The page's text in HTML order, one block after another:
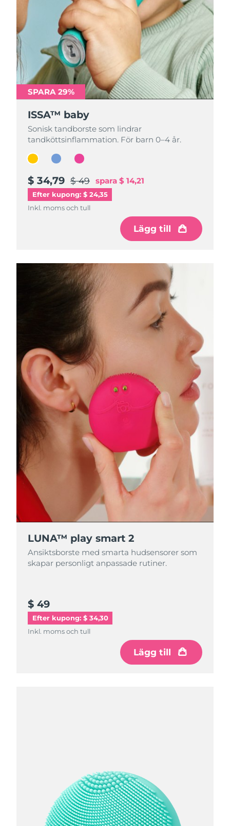
SPARA 29%
ISSA™ baby
Sonisk tandborste som lindrar
tandköttsinflammation. För barn 0–4 år.
$ 34,79 $ 49 spara $ 14,21
Efter kupong: $ 24,35
Inkl. moms och tull
Lägg till
SPARA 29%
ISSA™ baby
Sonisk tandborste som lindrar
tandköttsinflammation. För barn 0–4 år.
$ 34,79 $ 49 spara $ 14,21
Inkl. moms och tull
Lägg till
SPARA 29%
ISSA™ baby
Sonisk tandborste som lindrar
tandköttsinflammation. För barn 0–4 år.
$ 34,79 $ 49 spara $ 14,21
Inkl. moms och tull
Lägg till
LUNA™ play smart 2
Ansiktsborste med smarta hudsensorer som
skapar personligt anpassade rutiner.
$ 49
Efter kupong: $ 34,30
Inkl. moms och tull
Lägg till